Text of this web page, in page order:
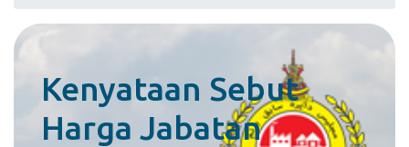
Kenyataan Sebut
Harga Jabatan